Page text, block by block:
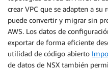
crear VPC que se adapten a su
puede convertir y migrar sin
AWS. Los datos de
exportar de forma eficiente
utilidad de código abierto
de datos de NSX también